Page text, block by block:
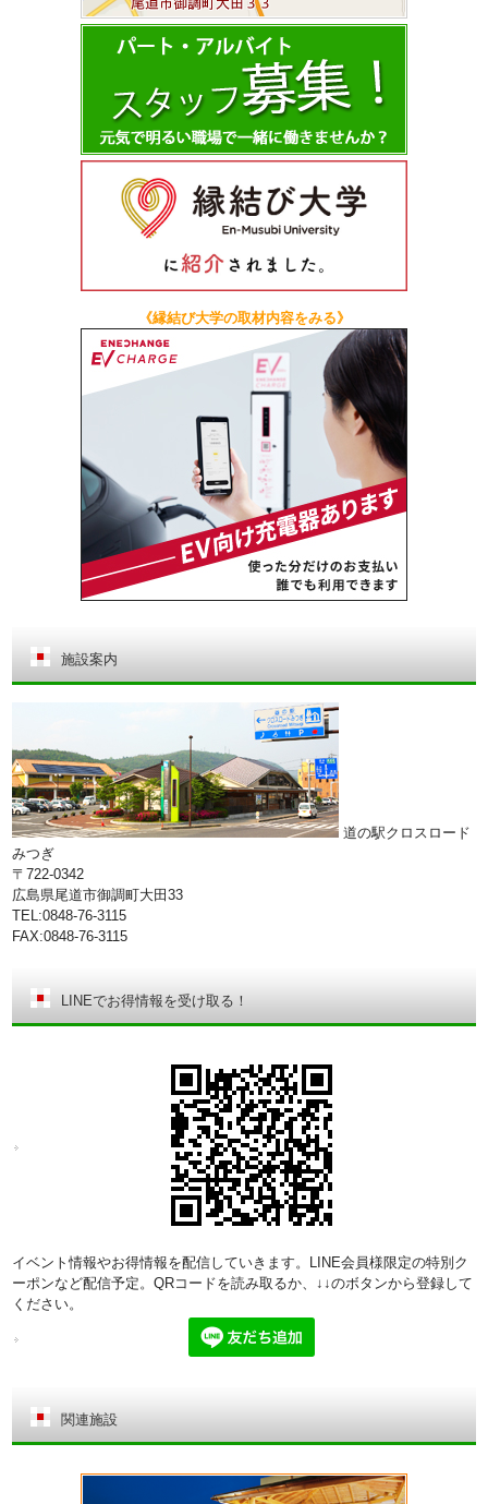
《縁結び大学の取材内容をみる》
施設案内
道の駅クロスロード
みつぎ
〒722-0342
広島県尾道市御調町大田33
TEL:0848-76-3115
FAX:0848-76-3115
LINEでお得情報を受け取る！
イベント情報やお得情報を配信していきます。LINE会員様限定の特別ク
ーポンなど配信予定。QRコードを読み取るか、↓↓のボタンから登録して
ください。
関連施設